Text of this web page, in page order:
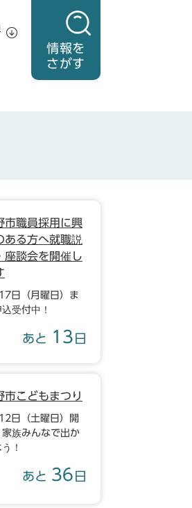
情報を
さがす
市職員採用に興
ある方へ就職説
座談会を開催し
日（月曜日）ま
受付中！
あと 13 日
市こどもまつり
日（土曜日）開
家族みんなで出か
！
あと 36 日